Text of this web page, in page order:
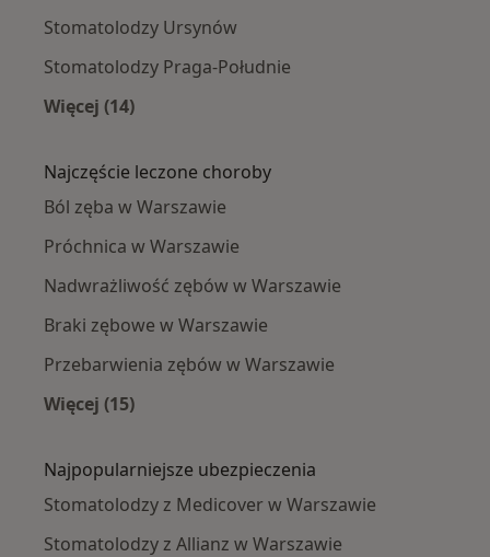
Stomatolodzy Ursynów
Stomatolodzy Praga-Południe
Więcej (14)
Najczęście leczone choroby
Ból zęba w Warszawie
Próchnica w Warszawie
Nadwrażliwość zębów w Warszawie
Braki zębowe w Warszawie
Przebarwienia zębów w Warszawie
Więcej (15)
Najpopularniejsze ubezpieczenia
Stomatolodzy z Medicover w Warszawie
Stomatolodzy z Allianz w Warszawie